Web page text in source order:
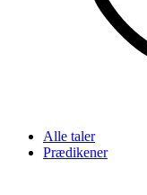
Alle taler
Prædikener